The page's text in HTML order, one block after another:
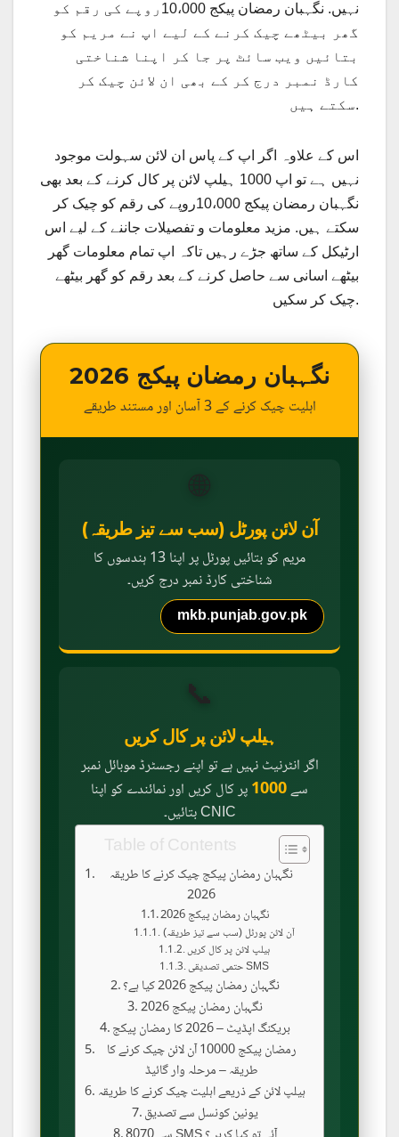
نہیں. نگہبان رمضان پیکج 10،000روپے کی رقم کو
گھر بیٹھے چیک کرنے کے لیے اپ نے مریم کو
بتائیں ویب سائٹ پر جا کر اپنا شناختی
کارڈ نمبر درج کر کے بھی ان لائن چیک کر
سکتے ہیں.
اس کے علاوہ اگر اپ کے پاس ان لائن سہولت موجود
نہیں ہے تو اپ 1000 ہیلپ لائن پر کال کرنے کے بعد بھی
نگہبان رمضان پیکج 10،000روپے کی رقم کو چیک کر
سکتے ہیں. مزید معلومات و تفصیلات جاننے کے لیے اس
ارٹیکل کے ساتھ جڑے رہیں تاکہ اپ تمام معلومات گھر
بیٹھے اسانی سے حاصل کرنے کے بعد رقم کو گھر بیٹھے
چیک کر سکیں.
نگہبان رمضان پیکج 2026
اہلیت چیک کرنے کے 3 آسان اور مستند طریقے
🌐
آن لائن پورٹل (سب سے تیز طریقہ)
مریم کو بتائیں پورٹل پر اپنا 13 ہندسوں کا
شناختی کارڈ نمبر درج کریں۔
mkb.punjab.gov.pk
📞
ہیلپ لائن پر کال کریں
اگر انٹرنیٹ نہیں ہے تو اپنے رجسٹرڈ موبائل نمبر
سے1000پر کال کریں اور نمائندے کو اپنا
CNIC بتائیں۔
Table of Contents
نگہبان رمضان پیکج چیک کرنے کا طریقہ
2026
نگہبان رمضان پیکج 2026
آن لائن پورٹل (سب سے تیز طریقہ)
ہیلپ لائن پر کال کریں
حتمی تصدیقی SMS
نگہبان رمضان پیکج 2026 کیا ہے؟
نگہبان رمضان پیکج 2026
بریکنگ اپڈیٹ – 2026 کا رمضان پیکج
رمضان پیکج 10000 آن لائن چیک کرنے کا
طریقہ – مرحلہ وار گائیڈ
ہیلپ لائن کے ذریعے اہلیت چیک کرنے کا طریقہ
یونین کونسل سے تصدیق